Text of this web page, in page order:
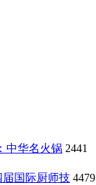
中华名火锅 2441
届国际厨师技 4479